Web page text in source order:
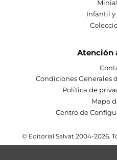
Infantil
Atención
Condiciones Generales
Política de
Mapa
Centro de
© Editorial Salvat 2004-2026.